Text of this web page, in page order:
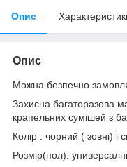
Опис
Опис
Можна безпечно
Захисна багаторазова
крапельних сумішей з
Колір : чорний ( зовні) і
Розмір(пол):